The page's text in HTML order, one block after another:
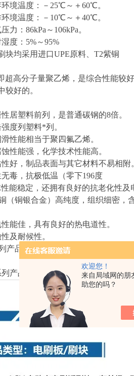
欢迎您！
来自局域网的朋
助您的吗？
境温度：－25℃～＋60℃。
环境温度：－10℃～＋40℃。
力：86kPa～106kPa。
度：5%～95%
块均采用进口UPE原料、T2紫铜
超高分子量聚乙烯，是综合性能较
较好的。
居塑料前列，是普通碳钢的8倍。
度列塑料*列。
性能相当于聚四氟乙烯。
性能强，化学技术性能高。
好，制品表面与其它材料不易相附
毒，抗极低温（零下196度
性能稳定，还拥有良好的抗老化性
（铜银合金）高纯度，组织细密，
能佳，具有良好的热电道性。
及耐候性。
产品铜件表面均做防氧化处理
产品可以根据客户要求或图纸进行